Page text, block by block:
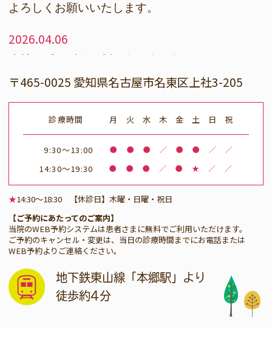
よろしくお願いいたします。
2026.04.06
当院のブログを更新いたしました。
→ お花見散歩で夜桜満開
2025.01.28
只今当院では、歯科助手を募集しています。ブ
ランクのある方や未経験の方もご興味のある方
は、お気軽にお問合せください。採用情報に
ついてはこちら→
2024.12.20
12月29日（日）から1月5日（日）までは休診
となります。1月6日（月）より通常通り診療致
します。
2023.04.13
→野球観戦
〒465-0025 愛知県名古屋市名東区上社3-205
診療時間 月 火 水 木 金 土 日 祝
9:30～13:00 ● ● ● ／ ● ● ／ ／
14:30～19:30 ● ● ● ／ ● ★ ／ ／
★14:30〜18:30 【休診日】木曜・日曜・祝日
【ご予約にあたってのご案内】
当院のWEB予約システムは患者さまに無料でご利用いただけます。
ご予約のキャンセル・変更は、当日の診療時間までにお電話または
WEB予約よりご連絡ください。
地下鉄東山線「本郷駅」より
徒歩約4分